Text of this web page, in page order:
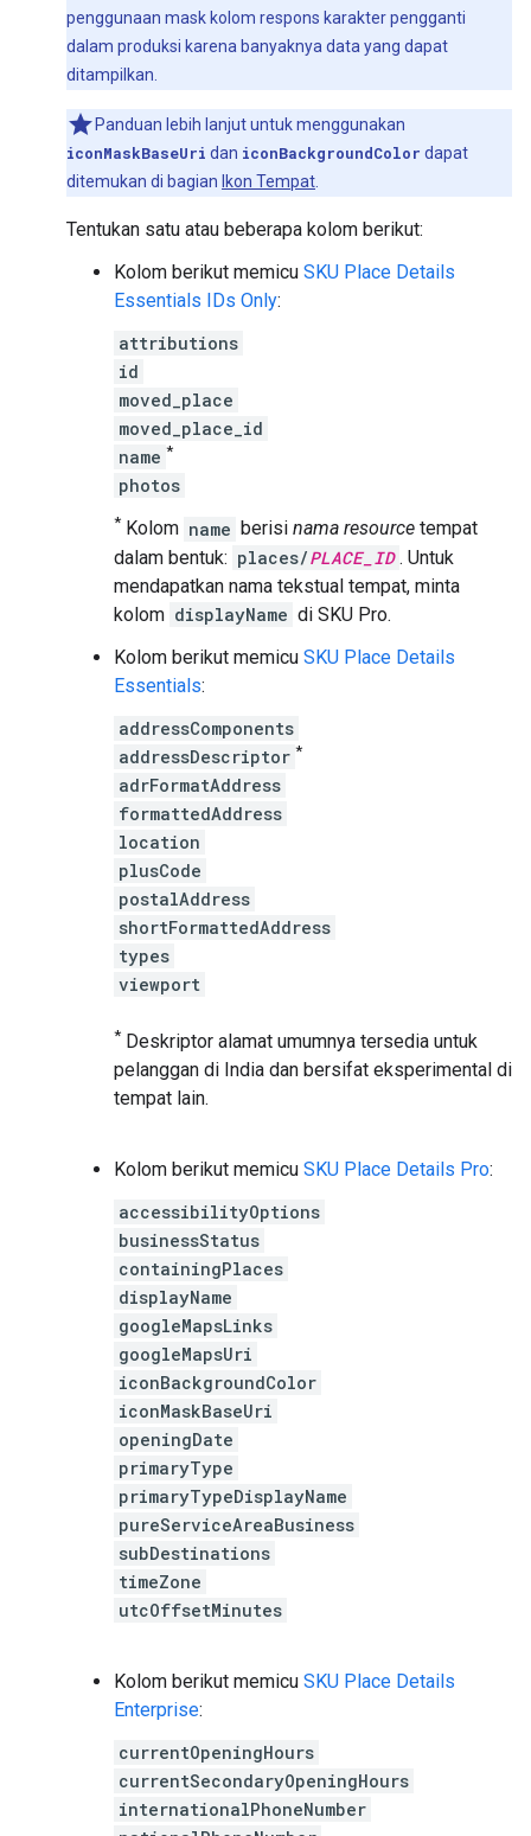
penggunaan mask kolom respons karakter pengganti
dalam produksi karena banyaknya data yang dapat
ditampilkan.
Panduan lebih lanjut untuk menggunakan
iconMaskBaseUri dan iconBackgroundColor dapat
ditemukan di bagian Ikon Tempat
Tentukan satu atau beberapa kolom berikut:
Kolom berikut memicu SKU Place Details
Essentials IDs Only:
attributions
id
moved_place
moved_place_id
name *
photos
* Kolom name berisi nama resource tempat
dalam bentuk: places/PLACE_ID . Untuk
mendapatkan nama tekstual tempat, minta
kolom displayName di SKU Pro.
Kolom berikut memicu SKU Place Details
Essentials:
addressComponents
addressDescriptor *
adrFormatAddress
formattedAddress
location
plusCode
postalAddress
shortFormattedAddress
types
viewport
* Deskriptor alamat umumnya tersedia untuk
pelanggan di India dan bersifat eksperimental di
tempat lain.
Kolom berikut memicu SKU Place Details Pro:
accessibilityOptions
businessStatus
containingPlaces
displayName
googleMapsLinks
googleMapsUri
iconBackgroundColor
iconMaskBaseUri
openingDate
primaryType
primaryTypeDisplayName
pureServiceAreaBusiness
subDestinations
timeZone
utcOffsetMinutes
Kolom berikut memicu SKU Place Details
Enterprise:
currentOpeningHours
currentSecondaryOpeningHours
internationalPhoneNumber